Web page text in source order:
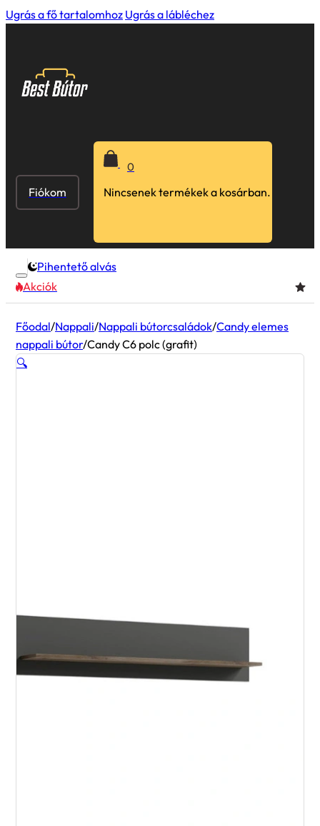
Ugrás a fő tartalomhoz Ugrás a lábléchez
Fiókom
0
Nincsenek termékek a kosárban.
Pihentető alvás
Akciók
Főodal/Nappali/Nappali bútorcsaládok/Candy elemes
nappali bútor/Candy C6 polc (grafit)
🔍